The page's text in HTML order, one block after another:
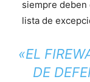
siempre deben
lista de
«EL
DE